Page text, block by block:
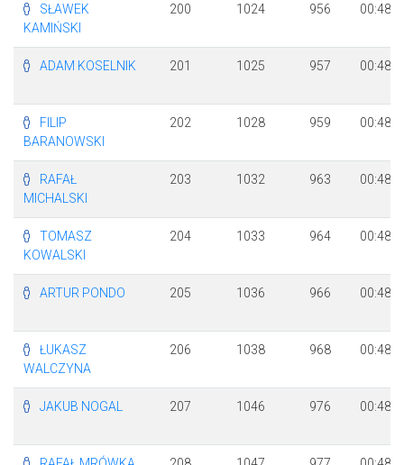
SŁAWEK
KAMIŃSKI
200 1024 956
ADAM KOSELNIK 201 1025 957
FILIP
BARANOWSKI
202 1028 959
RAFAŁ
MICHALSKI
203 1032 963
TOMASZ
KOWALSKI
204 1033 964
ARTUR PONDO 205 1036 966
ŁUKASZ
WALCZYNA
206 1038 968
JAKUB NOGAL 207 1046 976